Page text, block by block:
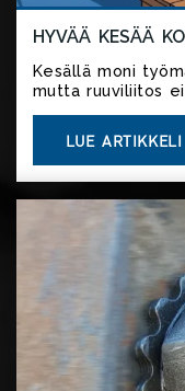
HYVÄÄ KESÄÄ
Kesällä moni
mutta ruuviliitos
LUE ARTIKKELI